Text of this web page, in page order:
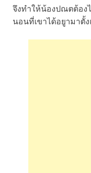
จึงทำให้น้องปณตต้อง
นอนที่เขาได้อยูามาตั้ง